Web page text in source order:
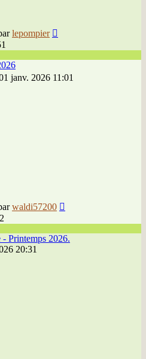
lepompier
janv. 2026 11:01
waldi57200
Printemps 2026.
20:31